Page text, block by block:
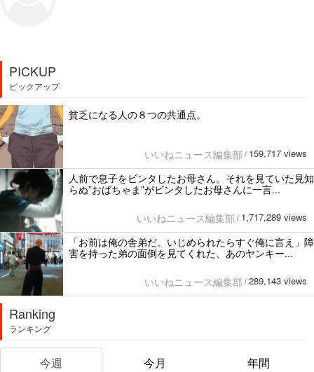
PICKUP
ピックアップ
貧乏になる人の８つの共通点。
いいねニュース編集部 / 159,717 views
人前で息子をビンタしたお母さん。それを見ていた見知
らぬ”おばちゃま”がビンタしたお母さんに一言...
いいねニュース編集部 / 1,717,289 views
「お前は俺の舎弟だ。いじめられたらすぐ俺に言え」障
害を持った弟の面倒を見てくれた、あのヤンキー...
いいねニュース編集部 / 289,143 views
Ranking
ランキング
今週 今月 年間